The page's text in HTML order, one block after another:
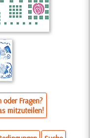
oder Fragen?
mitzuteilen!